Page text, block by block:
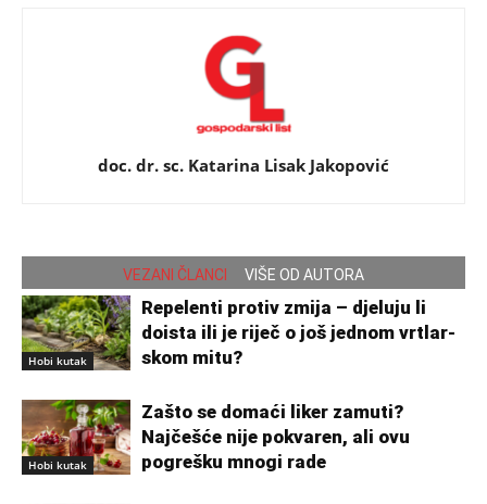
doc. dr. sc. Katarina Lisak Jakopović
VEZANI ČLANCI VIŠE OD AUTORA
Hobi kutak
Repelenti protiv zmija – djeluju li
doista ili je riječ o još jednom vrtlar­
skom mitu?
Hobi kutak
Zašto se domaći liker zamuti?
Najčešće nije pokvaren, ali ovu
pogrešku mnogi rade